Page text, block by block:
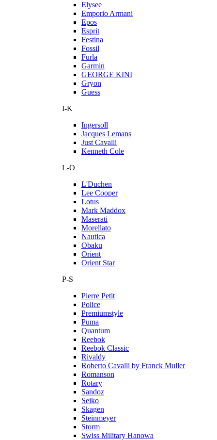
Elysee
Emporio Armani
Epos
Esprit
Festina
Fossil
Furla
Garmin
GEORGE KINI
Gryon
Guess
I-K
Ingersoll
Jacques Lemans
Just Cavalli
Kenneth Cole
L-O
L'Duchen
Lee Cooper
Lotus
Mark Maddox
Maserati
Morellato
Nautica
Obaku
Orient
Orient Star
P-S
Pierre Petit
Police
Premiumstyle
Puma
Quantum
Reebok
Reebok Classic
Rivaldy
Roberto Cavalli by Franck Muller
Romanson
Rotary
Sandoz
Seiko
Skagen
Steinmeyer
Storm
Swiss Military Hanowa